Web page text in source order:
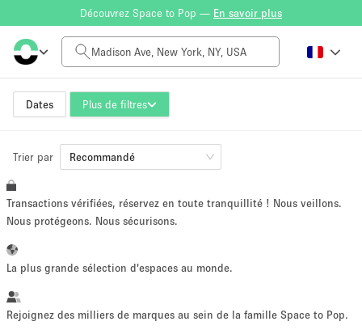
Découvrez Space to Pop — En savoir plus
Dates Plus de filtres
Tarif à la journée
$0
Taille de l'espace
~ 13 personnes
Trier par Recommandé
Transactions vérifiées, réservez en toute tranquillité ! Nous veillons.
Nous protégeons. Nous sécurisons.
La plus grande sélection d'espaces au monde.
Rejoignez des milliers de marques au sein de la famille Space to Pop.